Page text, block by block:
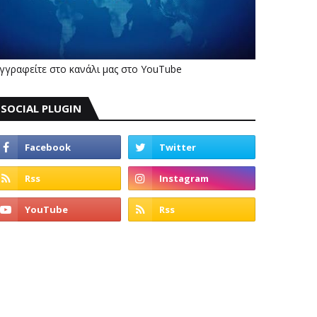
στο κανάλι μας στο YouTube
SOCIAL PLUGIN